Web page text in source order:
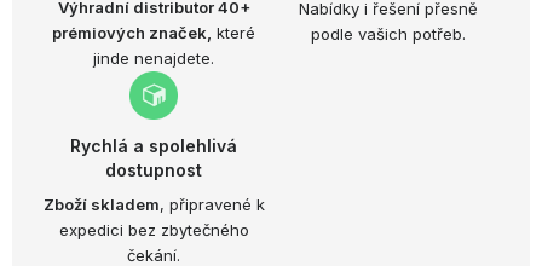
Výhradní distributor 40+
prémiových značek, které
jinde nenajdete.
Nabídky i řešení přesně
podle vašich potřeb.
Rychlá a spolehlivá
dostupnost
Zboží skladem, připravené k
expedici bez zbytečného
čekání.